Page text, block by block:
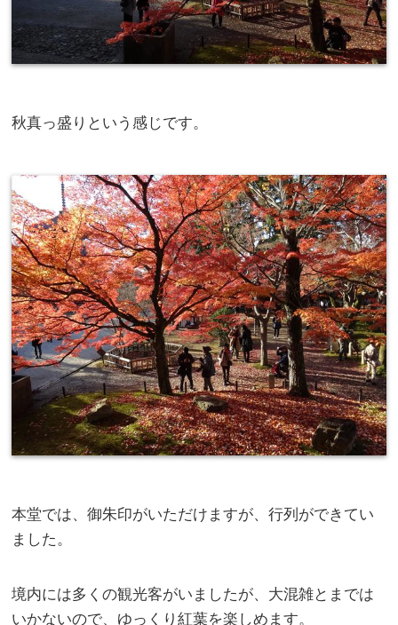
秋真っ盛りという感じです。
本堂では、御朱印がいただけますが、行列ができてい
ました。
境内には多くの観光客がいましたが、大混雑とまでは
いかないので、ゆっくり紅葉を楽しめます。